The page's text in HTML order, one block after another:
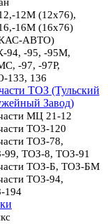
12М (12х76),
16М (16х76)
АВТО)
94, -95, -95М,
-97, -97Р,
133, 136
ТОЗ (Тульский
Завод)
МЦ 21-12
ТОЗ-120
ТОЗ-78,
99, ТОЗ-8, ТОЗ-91
ТОЗ-Б, ТОЗ-БМ
ТОЗ-94,
194